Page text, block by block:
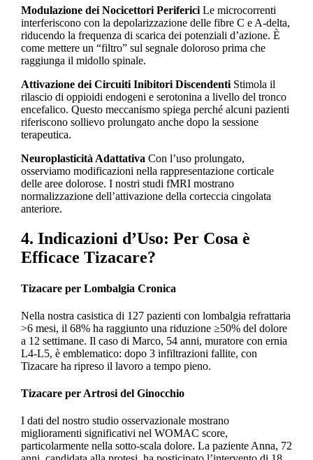
Modulazione dei Nocicettori PerifericiLe microcorrenti
interferiscono con la depolarizzazione delle fibre C e A-delta,
riducendo la frequenza di scarica dei potenziali d’azione. È
come mettere un “filtro” sul segnale doloroso prima che
raggiunga il midollo spinale.
Attivazione dei Circuiti Inibitori DiscendentiStimola il
rilascio di oppioidi endogeni e serotonina a livello del tronco
encefalico. Questo meccanismo spiega perché alcuni pazienti
riferiscono sollievo prolungato anche dopo la sessione
terapeutica.
Neuroplasticità AdattativaCon l’uso prolungato,
osserviamo modificazioni nella rappresentazione corticale
delle aree dolorose. I nostri studi fMRI mostrano
normalizzazione dell’attivazione della corteccia cingolata
anteriore.
4. Indicazioni d’Uso: Per Cosa è
Efficace Tizacare?
Tizacare per Lombalgia Cronica
Nella nostra casistica di 127 pazienti con lombalgia refrattaria
>6 mesi, il 68% ha raggiunto una riduzione ≥50% del dolore
a 12 settimane. Il caso di Marco, 54 anni, muratore con ernia
L4-L5, è emblematico: dopo 3 infiltrazioni fallite, con
Tizacare ha ripreso il lavoro a tempo pieno.
Tizacare per Artrosi del Ginocchio
I dati del nostro studio osservazionale mostrano
miglioramenti significativi nel WOMAC score,
particolarmente nella sotto-scala dolore. La paziente Anna, 72